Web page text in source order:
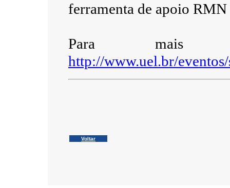
ferramenta de apoio RMN
Para mais
http://www.uel.br/
Voltar